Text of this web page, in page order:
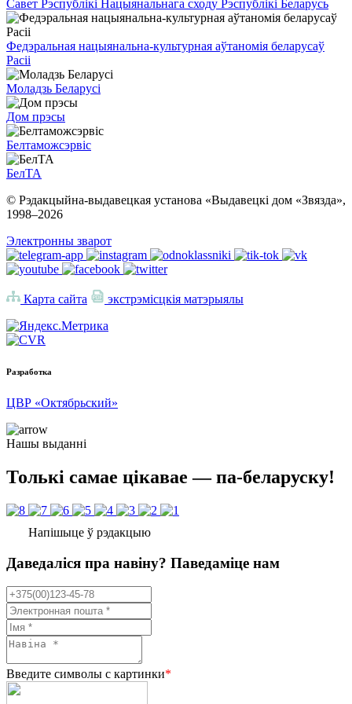
Савет Рэспублікі Нацыянальнага сходу Рэспублікі Беларусь
Федэральная нацыянальна-культурная аўтаномія беларусаў
Расіі
Моладзь Беларусі
Дом прэсы
Белтаможсэрвіс
БелТА
© Рэдакцыйна-выдавецкая установа «Выдавецкі дом «Звязда»,
1998–2026
Электронны зварот
Карта сайта экстрэмісцкія матэрыялы
Разработка
ЦВР «Октябрьский»
Нашы выданні
Толькі самае цікавае — па-беларуску!
Напішыце ў рэдакцыю
Даведаліся пра навіну? Паведаміце нам
Введите символы с картинки*